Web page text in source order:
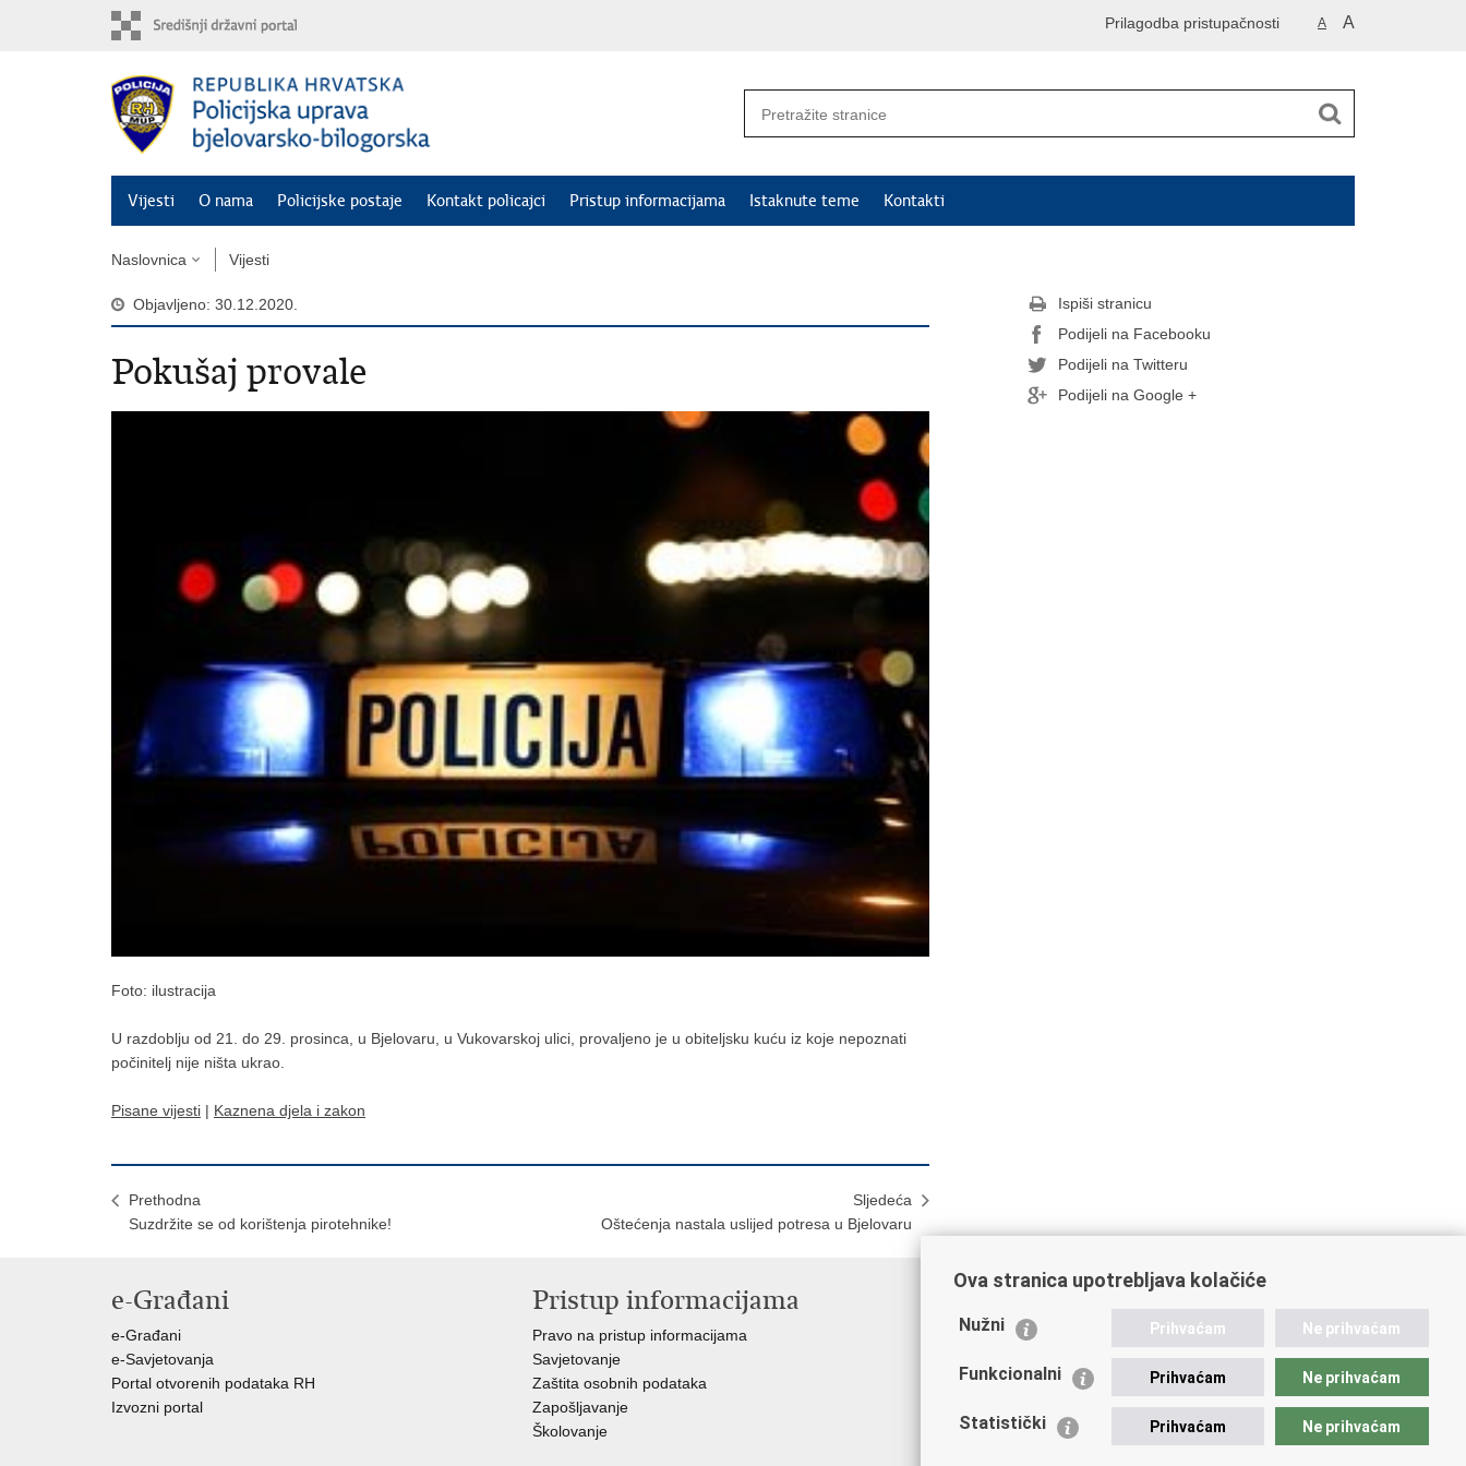
A A
Prilagodba pristupačnosti
Vijesti O nama Policijske postaje Kontakt policajci Pristup informacijama Istaknute teme Kontakti
Naslovnica Vijesti
Objavljeno: 30.12.2020.
Pokušaj provale
Foto: ilustracija
U razdoblju od 21. do 29. prosinca, u Bjelovaru, u Vukovarskoj ulici, provaljeno je u obiteljsku kuću iz koje nepoznati
počinitelj nije ništa ukrao.
Pisane vijesti | Kaznena djela i zakon
Prethodna
Suzdržite se od korištenja pirotehnike!
Sljedeća
Oštećenja nastala uslijed potresa u Bjelovaru
Ispiši stranicu
Podijeli na Facebooku
Podijeli na Twitteru
Podijeli na Google +
e-Građani
e-Građani
e-Savjetovanja
Portal otvorenih podataka RH
Izvozni portal
Pristup informacijama
Pravo na pristup informacijama
Savjetovanje
Zaštita osobnih podataka
Zapošljavanje
Školovanje
Važne poveznice
Ministarstvo unutarnjih poslova
Udruge
Policijska akademija
Ova stranica upotrebljava kolačiće
Nužni Prihvaćam Ne prihvaćam
Funkcionalni Prihvaćam Ne prihvaćam
Statistički Prihvaćam Ne prihvaćam